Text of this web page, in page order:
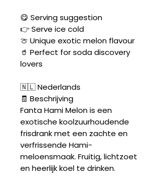
😋 Serving suggestion
👉 Serve ice cold
🍈 Unique exotic melon flavour
🥤 Perfect for soda discovery
lovers
🇳🇱 Nederlands
🧾 Beschrijving
Fanta Hami Melon is een
exotische koolzuurhoudende
frisdrank met een zachte en
verfrissende Hami-
meloensmaak. Fruitig, lichtzoet
en heerlijk koel te drinken.